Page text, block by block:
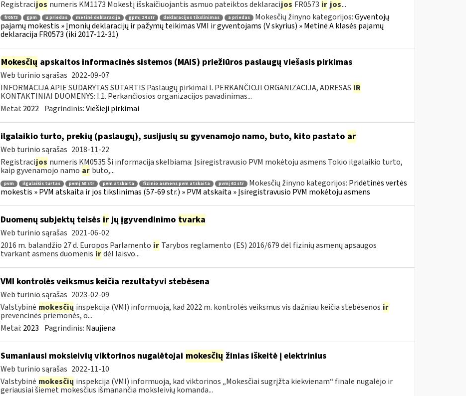
Registracijos numeris KM1173 Mokestį išskaičiuojantis asmuo pateiktos deklaracijos FR0573 ir jos...
fr0573 gpm u priedas metinė deklaracija gpmį 24 str deklaracijos tikslinimas a priedas Mokesčių žinyno kategorijos:Gyventojų
pajamų mokestis » Įmonių deklaracijų ir pažymų teikimas VMI ir gyventojams (V skyrius) » Metinė A klasės pajamų
deklaracija FR0573 (iki 2017-12-31)
Mokesčių apskaitos informacinės sistemos (MAIS) priežiūros paslaugų viešasis pirkimas
Web turinio sąrašas 2022-09-07
INFORMACIJA APIE SUDARYTAS SUTARTIS Paslaugų pirkimai I. PERKANČIOJI ORGANIZACIJA, ADRESAS IR
KONTAKTINIAI DUOMENYS: I.1. Perkančiosios organizacijos pavadinimas...
Metai: 2022 Pagrindinis:Viešieji pirkimai
ilgalaikio turto, prekių (paslaugų), susijusių su gyvenamojo namo, buto, kito pastato ar
Web turinio sąrašas 2018-11-22
Registracijos numeris KM0535 Ši informacija skelbiama: Įsiregistravusio PVM mokėtoju asmens Tokio ilgalaikio turto,
kaip gyvenamojo namo ar buto,...
pvm ilgalaikis turtas pvmį 58 str pvm atskaita fizinio asmens pvm atskaita pvmį 61 str Mokesčių žinyno kategorijos: Pridėtinės vertės
mokestis » PVM atskaita ir jos tikslinimas (57-69 str.) » PVM atskaita » Įsiregistravusio PVM mokėtoju asmens
Duomenų subjektų teisės irjų įgyvendinimo tvarka
Web turinio sąrašas 2021-06-02
2016 m. balandžio 27 d. Europos Parlamento ir Tarybos reglamento (ES) 2016/679 dėl fizinių asmenų apsaugos
tvarkant asmens duomenis ir dėl laisvo...
VMI kontrolės veiksmus keičia rezultatyvi stebėsena
Web turinio sąrašas 2023-02-09
Valstybinė mokesčių inspekcija (VMI) informuoja, kad 2022 m. kontrolės veiksmus vis dažniau keičia stebėsenos ir
prevencinės priemonės, o...
Metai: 2023 Pagrindinis: Naujiena
Sumaniausi moksleivių viktorinos nugalėtojai mokesčių žinias iškeitė į elektrinius
Web turinio sąrašas 2022-11-10
Valstybinė mokesčių inspekcija (VMI) informuoja, kad viktorinos „Mokesčiai sugrįžta kiekvienam“ finale nugalėjo ir
geriausiai šiemet mokesčius išmanančia moksleivių komanda...